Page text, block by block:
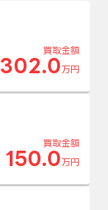
買取金額
302.0 万円
買取金額
150.0 万円